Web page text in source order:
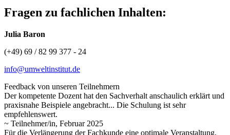
Fragen zu fachlichen Inhalten:
Julia Baron
(+49) 69 / 82 99 377 - 24
info@umweltinstitut.de
Feedback von unseren Teilnehmern
Der kompetente Dozent hat den Sachverhalt anschaulich erklärt und
praxisnahe Beispiele angebracht... Die Schulung ist sehr
empfehlenswert.
~ Teilnehmer/in, Februar 2025
Für die Verlängerung der Fachkunde eine optimale Veranstaltung.